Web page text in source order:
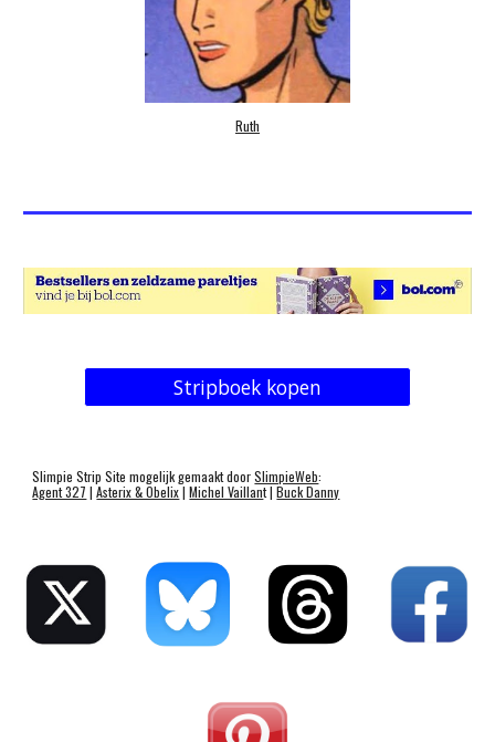
Ruth
Stripboek kopen
Slimpie Strip Site mogelijk gemaakt doorSlimpieWeb:
Agent 327 |Asterix & Obelix|Michel Vaillant |Buck Danny